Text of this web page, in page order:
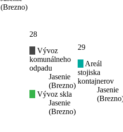
(Brezno)
28
Vývoz
komunálneho
odpadu
Jasenie
(Brezno)
Vývoz skla
Jasenie
(Brezno)
29
Areál
stojiska
kontajnerov
Jasenie